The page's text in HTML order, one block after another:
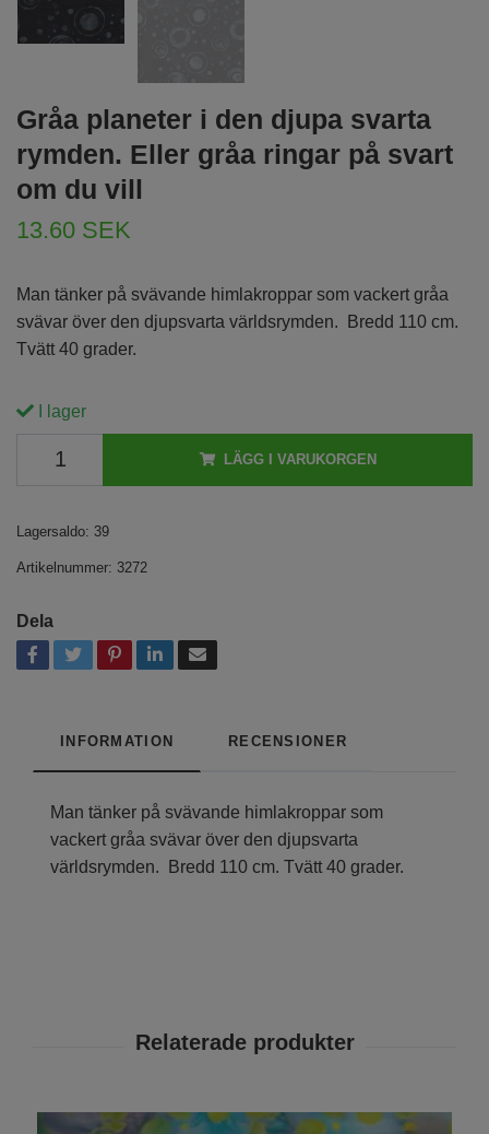
Gråa planeter i den djupa svarta
rymden. Eller gråa ringar på svart
om du vill
13.60 SEK
Man tänker på svävande himlakroppar som vackert gråa
svävar över den djupsvarta världsrymden. Bredd 110 cm.
Tvätt 40 grader.
I lager
LÄGG I VARUKORGEN
Lagersaldo: 39
Artikelnummer: 3272
Dela
INFORMATION RECENSIONER
Man tänker på svävande himlakroppar som
vackert gråa svävar över den djupsvarta
världsrymden. Bredd 110 cm. Tvätt 40 grader.